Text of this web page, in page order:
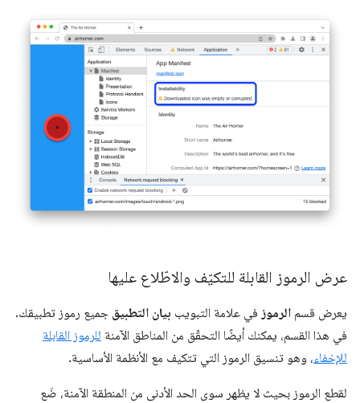
عرض الرموز القابلة للتكيّف والاطّلاع عليها
يعرض قسم الرموز في علامة التبويب بيان التطبيق جميع رموز تطبيقك.
في هذا القسم، يمكنك أيضًا التحقّق من المناطق الآمنة للرموز القابلة
للإخفاء، وهو تنسيق الرموز التي تتكيف مع الأنظمة الأساسية.
لقطع الرموز بحيث لا يظهر سوى الحد الأدنى من المنطقة الآمنة، ضَع